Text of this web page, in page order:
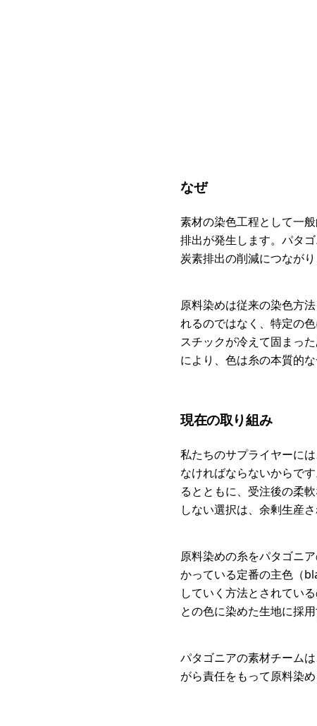
なぜ
素材の染色工程として一
排出が発生します。パタ
炭素排出の削減につなが
原料染めは従来の染色方
れるのではなく、特定の
スチックが冷えて固まっ
により、色は糸の本質的な
現在の取り組み
私たちのサプライヤーに
なければならないからで
るとともに、受注後の柔
しない選択は、余剰生産
原料染めの糸をパタゴニ
かっている定番の主色（
していく方法とされてい
との色に染めた生地に採
パタゴニアの素材チーム
がら責任をもって原料染